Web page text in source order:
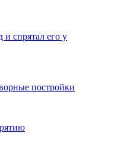
и спрятал его у
постройки